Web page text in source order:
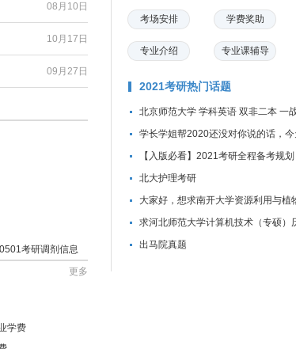
08月10日
10月17日
09月27日
考研调剂信息
更多
学费
考场安排 学费奖助
专业介绍 专业课辅导
2021考研热门话题
北京师范大学 学科英语 双非二本 一
学长学姐帮2020还没对你说的话，
【入版必看】2021考研全程备考规划
北大护理考研
大家好，想求南开大学资源利用与植
资料...
求河北师范大学计算机技术（专硕）
出马院真题